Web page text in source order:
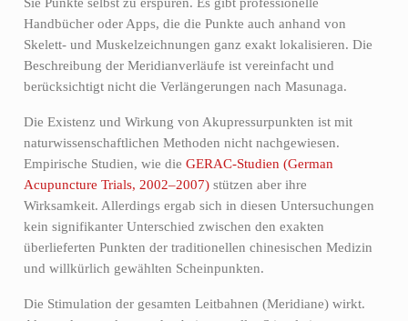
Handbücher oder Apps, die die Punkte auch anhand von
Skelett- und Muskelzeichnungen ganz exakt lokalisieren. Die
Beschreibung der Meridianverläufe ist vereinfacht und
berücksichtigt nicht die Verlängerungen nach Masunaga.
Die Existenz und Wirkung von Akupressurpunkten ist mit
naturwissenschaftlichen Methoden nicht nachgewiesen.
Empirische Studien, wie die GERAC-Studien (German
Acupuncture Trials, 2002–2007)stützen aber ihre
Wirksamkeit. Allerdings ergab sich in diesen Untersuchungen
kein signifikanter Unterschied zwischen den exakten
überlieferten Punkten der traditionellen chinesischen Medizin
und willkürlich gewählten Scheinpunkten.
Die Stimulation der gesamten Leitbahnen (Meridiane) wirkt.